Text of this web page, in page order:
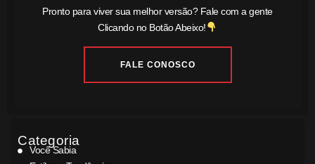
Pronto para viver sua melhor versão? Fale com a gente
Clicando no Botão Abeixo!
FALE CONOSCO
Categoria
Você Sabia